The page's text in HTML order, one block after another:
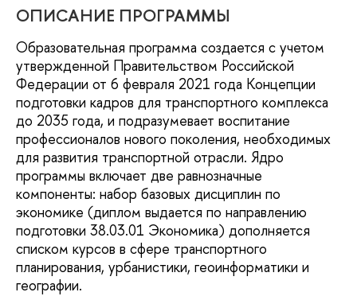
ОПИСАНИЕ ПРОГРАММЫ
Образовательная программа создается с учетом
утвержденной Правительством Российской
Федерации от 6 февраля 2021 года Концепции
подготовки кадров для транспортного комплекса
до 2035 года, и подразумевает воспитание
профессионалов нового поколения, необходимых
для развития транспортной отрасли. Ядро
программы включает две равнозначные
компоненты: набор базовых дисциплин по
экономике (диплом выдается по направлению
подготовки 38.03.01 Экономика) дополняется
списком курсов в сфере транспортного
планирования, урбанистики, геоинформатики и
географии.